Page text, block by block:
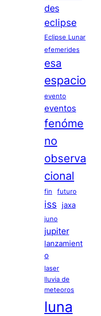
des
eclipse
Eclipse Lunar
efemerides
esa
espacio
evento
eventos
fenóme
no
observa
cional
fin futuro
iss jaxa
juno
jupiter
lanzamient
o
laser
lluvia de
meteoros
luna